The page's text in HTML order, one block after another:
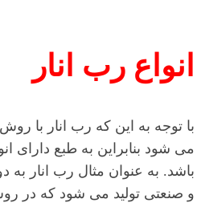
انواع رب انار
با توجه به این که رب انار با
می شود بنابراین به طبع دارای
باشد. به عنوان مثال رب انار
و صنعتی تولید می شود که در